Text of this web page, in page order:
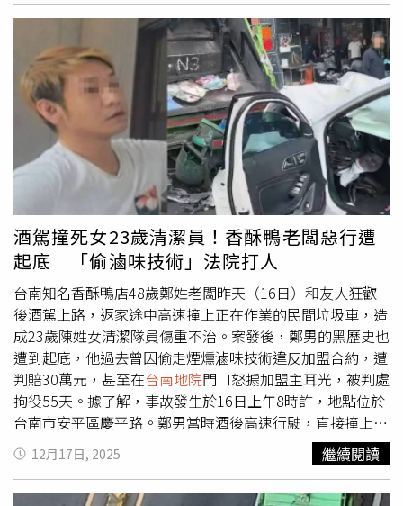
113找社工。
陳女家屬也透露，她整個下半身都粉碎，為了要修補大體，
他們需要動用到五位大體修復師。陳女妹妹對此感到難以承
受，直言肇事者「真的真的非常惡劣」，並向修復師致謝，
「他們沒人（日）沒夜的幫我們趕工，能做到這樣已經很好
了，真的非常感謝您們」，同時感謝大家的安慰、願意無條
件伸出援手的人，以及自己的親朋好友的關心，她會努力照
顧好自己與父母。這起案件發生在16日上午8點多，鄭姓嫌
犯酒後駕車行經安平區慶平路時，高速衝撞陳姓隨車人員，
造成被害人死亡。警方到場後對鄭男實施酒測，測得吐氣所
含酒精濃度達每公升0.95毫克，相關數值已由警方採證併入
卷證，台南地院當晚裁准收押。據悉，肇事的鄭男年約48
歲，是台南當地知名的連鎖小吃店老闆，不少民眾當場認出
鄭男身分。警方調查後發現鄭男前一晚跟朋友聚餐後，凌晨
又連跑2間酒吧續攤，直到天亮才醉醺醺離開。◎喝酒勿開
車！飲酒過量，有害健康，未滿18歲請勿飲酒。
酒駕撞死女23歲清潔員！香酥鴨老闆惡行遭
起底 「偷滷味技術」法院打人
台南知名香酥鴨店48歲鄭姓老闆昨天（16日）和友人狂歡
後酒駕上路，返家途中高速撞上正在作業的民間垃圾車，造
成23歲陳姓女清潔隊員傷重不治。案發後，鄭男的黑歷史也
遭到起底，他過去曾因偷走煙燻滷味技術違反加盟合約，遭
判賠30萬元，甚至在台南地院門口怒搧加盟主耳光，被判處
拘役55天。據了解，事故發生於16日上午8時許，地點位於
台南市安平區慶平路。鄭男當時酒後高速行駛，直接撞上正
在路邊作業的垃圾車。警方獲報後到場酒測，赫見鄭男酒精
濃度高達每公升0.95毫克，超標近3倍。調查發現，鄭男前
晚趁著公休日與友人聚餐飲酒，之後又前往酒吧續攤，直到
12月17日, 2025 繼續閱讀